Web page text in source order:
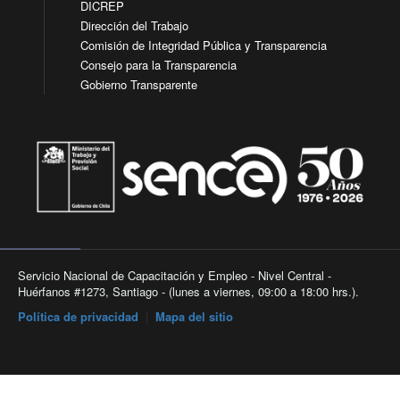
DICREP
Dirección del Trabajo
Comisión de Integridad Pública y Transparencia
Consejo para la Transparencia
Gobierno Transparente
Servicio Nacional de Capacitación y Empleo - Nivel Central -
Huérfanos #1273, Santiago - (lunes a viernes, 09:00 a 18:00 hrs.).
Política de privacidad
Mapa del sitio